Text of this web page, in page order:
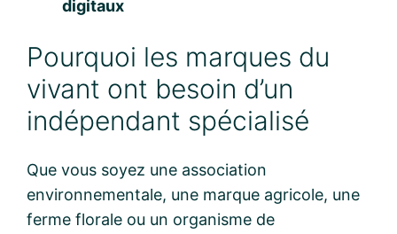
digitaux
Pourquoi les marques du
vivant ont besoin d’un
indépendant spécialisé
Que vous soyez une association
environnementale, une marque agricole, une
ferme florale ou un organisme de